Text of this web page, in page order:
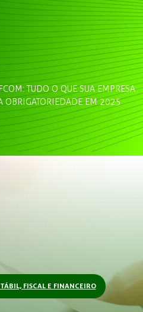
TUDO O QUE SUA EMPRESA
OBRIGATORIEDADE EM 2025
FISCAL E FINANCEIRO